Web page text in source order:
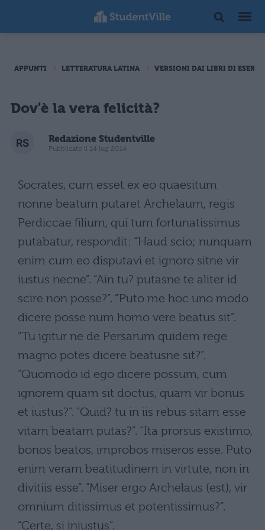
APPUNTI LETTERATURA LATINA VERSIONI DAI LIBRI DI
Dov'è la vera felicità?
Redazione Studentville
Pubblicato il 14 lug 2014
Socrates, cum esset ex eo quaesitum
nonne beatum putaret Archelaum, regis
Perdiccae filium, qui tum fortunatissimus
putabatur, respondit: “Haud scio; nunquam
enim cum eo disputavi et ignoro sitne vir
iustus necne”. “Ain tu? putasne te aliter id
scire non posse?”. “Puto me hoc uno modo
dicere posse num homo vere beatus sit”.
“Tu igitur ne de Persarum quidem rege
magno potes dicere beatusne sit?”.
“Quomodo id ego dicere possum, cum
ignorem quam sit doctus, quam vir bonus
et iustus?”. “Quid? tu in iis rebus sitam esse
vitam beatam putas?”. “Ita prorsus existimo,
bonos beatos, improbos miseros esse. Puto
enim veram beatitudinem in virtute, non in
divitiis esse”. “Miser ergo Archelaus (est), vir
omnium ditissimus et potentissimus?”.
“Certe, si iniustus”.